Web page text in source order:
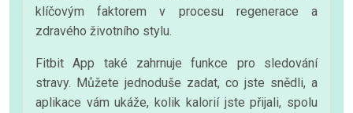
klíčovým faktorem v procesu regenerace a
zdravého životního stylu.
Fitbit App také zahrnuje funkce pro sledování
stravy. Můžete jednoduše zadat, co jste snědli, a
aplikace vám ukáže, kolik kalorií jste přijali, spolu